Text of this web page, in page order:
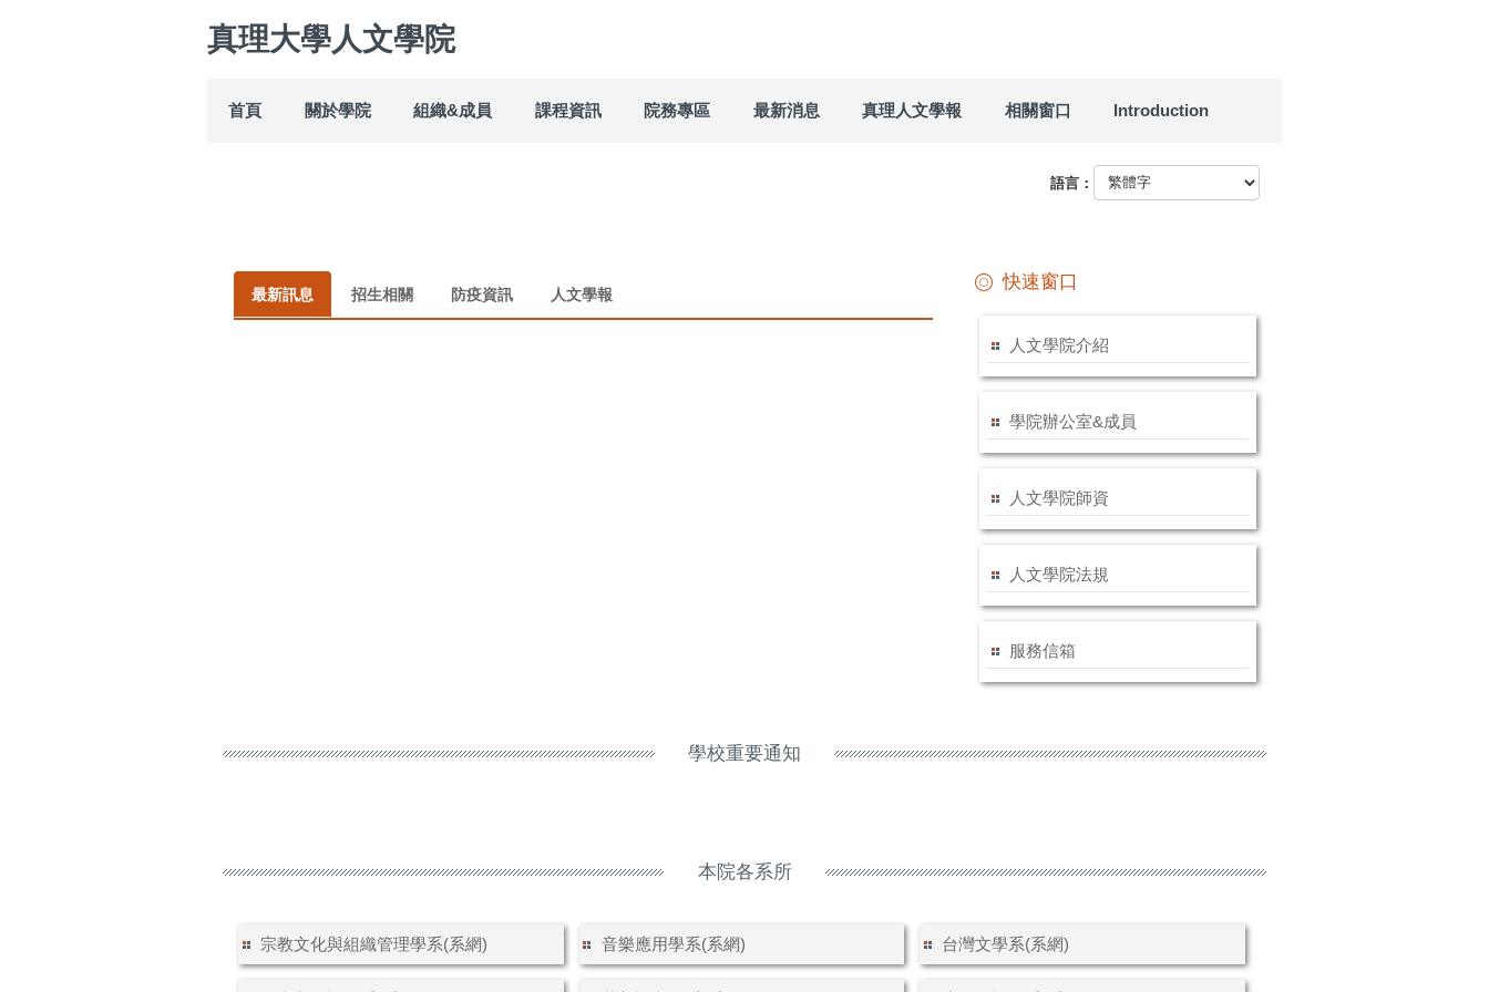
真理大學人文學院
首頁 關於學院 組織&成員 課程資訊 院務專區 最新消息 真理人文學報 相關窗口 Introduction
語言：
最新訊息 招生相關 防疫資訊 人文學報
快速窗口
人文學院介紹
學院辦公室&成員
人文學院師資
人文學院法規
服務信箱
學校重要通知
本院各系所
宗教文化與組織管理學系(系網) 音樂應用學系(系網) 台灣文學系(系網)